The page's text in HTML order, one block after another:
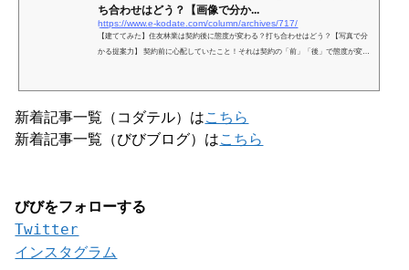
ち合わせはどう？【画像で分か...
https://www.e-kodate.com/column/archives/717/
【建ててみた】住友林業は契約後に態度が変わる？打ち合わせはどう？【写真で分
かる提案力】 契約前に心配していたこと！それは契約の「前」「後」で態度が変わ
新着記事一覧（コダテル）はこちら
新着記事一覧（びびブログ）はこちら
びびをフォローする
Twitter
インスタグラム